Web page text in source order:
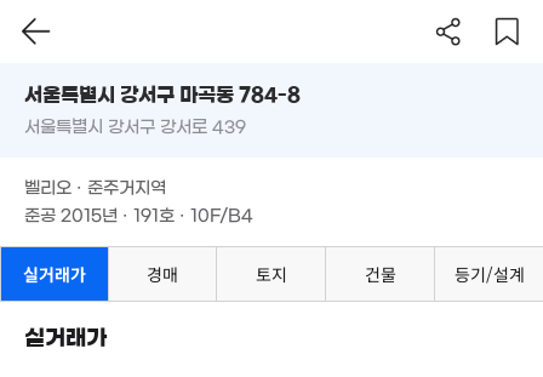
1.25억
필터 매물 탐색
서울시 강서구 마곡동 784-8
준공 2015년 · 191호 · 10F/B4
서울특별시 강서구 마곡동 784-8
서울특별시 강서구 강서로 439
벨리오 · 준주거지역
준공 2015년 · 191호 · 10F/B4
실거래가 경매 토지 건물 등기/설계
실거래가